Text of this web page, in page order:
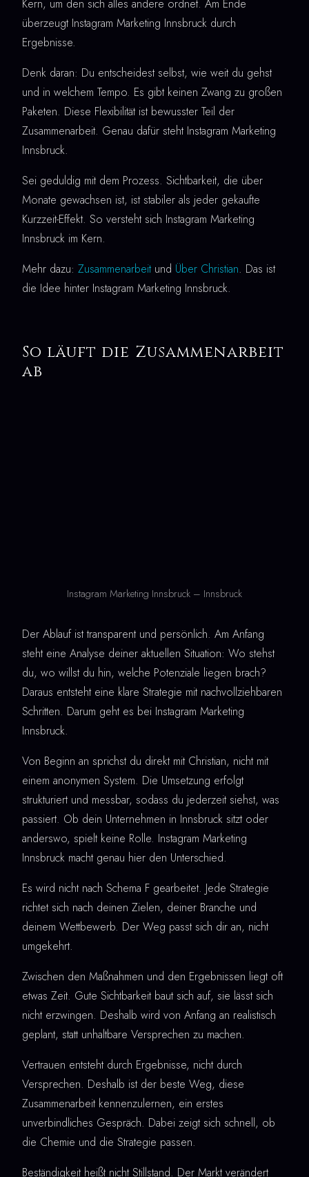
Kern, um den sich alles andere ordnet. Am Ende
überzeugt Instagram Marketing Innsbruck durch
Ergebnisse.
Denk daran: Du entscheidest selbst, wie weit du gehst
und in welchem Tempo. Es gibt keinen Zwang zu großen
Paketen. Diese Flexibilität ist bewusster Teil der
Zusammenarbeit. Genau dafür steht Instagram Marketing
Innsbruck.
Sei geduldig mit dem Prozess. Sichtbarkeit, die über
Monate gewachsen ist, ist stabiler als jeder gekaufte
Kurzzeit-Effekt. So versteht sich Instagram Marketing
Innsbruck im Kern.
Mehr dazu: Zusammenarbeit und Über Christian. Das ist
die Idee hinter Instagram Marketing Innsbruck.
So läuft die Zusammenarbeit
ab
Instagram Marketing Innsbruck – Innsbruck
Der Ablauf ist transparent und persönlich. Am Anfang
steht eine Analyse deiner aktuellen Situation: Wo stehst
du, wo willst du hin, welche Potenziale liegen brach?
Daraus entsteht eine klare Strategie mit nachvollziehbaren
Schritten. Darum geht es bei Instagram Marketing
Innsbruck.
Von Beginn an sprichst du direkt mit Christian, nicht mit
einem anonymen System. Die Umsetzung erfolgt
strukturiert und messbar, sodass du jederzeit siehst, was
passiert. Ob dein Unternehmen in Innsbruck sitzt oder
anderswo, spielt keine Rolle. Instagram Marketing
Innsbruck macht genau hier den Unterschied.
Es wird nicht nach Schema F gearbeitet. Jede Strategie
richtet sich nach deinen Zielen, deiner Branche und
deinem Wettbewerb. Der Weg passt sich dir an, nicht
umgekehrt.
Zwischen den Maßnahmen und den Ergebnissen liegt oft
etwas Zeit. Gute Sichtbarkeit baut sich auf, sie lässt sich
nicht erzwingen. Deshalb wird von Anfang an realistisch
geplant, statt unhaltbare Versprechen zu machen.
Vertrauen entsteht durch Ergebnisse, nicht durch
Versprechen. Deshalb ist der beste Weg, diese
Zusammenarbeit kennenzulernen, ein erstes
unverbindliches Gespräch. Dabei zeigt sich schnell, ob
die Chemie und die Strategie passen.
Beständigkeit heißt nicht Stillstand. Der Markt verändert